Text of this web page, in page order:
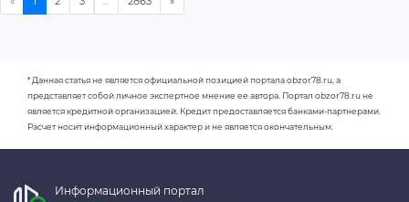
* Данная статья не является официальной позицией портала obzor78.ru, а
представляет собой личное экспертное мнение ее автора. Портал obzor78.ru не
является кредитной организацией. Кредит предоставляется банками-партнерами.
Расчет носит информационный характер и не является окончательным.
Информационный портал